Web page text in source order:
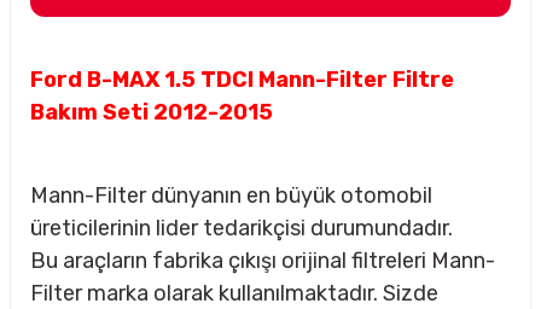
Ford B-MAX 1.5 TDCI Mann-Filter Filtre
Bakım Seti 2012-2015
Mann-Filter dünyanın en büyük otomobil
üreticilerinin lider tedarikçisi durumundadır.
Bu araçların fabrika çıkışı orijinal filtreleri Mann-
Filter marka olarak kullanılmaktadır. Sizde